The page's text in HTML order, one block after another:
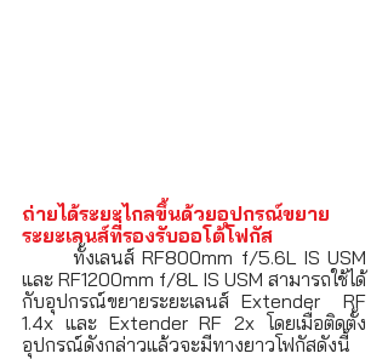
ถ่ายได้ระยะไกลขึ้นด้วยอุปกรณ์ขยาย
ระยะเลนส์ที่รองรับออโต้โฟกัส
	ทั้งเลนส์ RF800mm f/5.6L IS USM
และ RF1200mm f/8L IS USM สามารถใช้ได้
กับอุปกรณ์ขยายระยะเลนส์ Extender  RF
1.4x และ Extender RF 2x โดยเมื่อติดตั้ง
อุปกรณ์ดังกล่าวแล้วจะมีทางยาวโฟกัสดังนี้